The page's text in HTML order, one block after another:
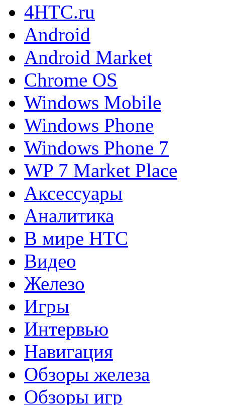
4HTC.ru
Android
Android Market
Chrome OS
Windows Mobile
Windows Phone
Windows Phone 7
WP 7 Market Place
Аксессуары
Аналитика
В мире HTC
Видео
Железо
Игры
Интервью
Навигация
Обзоры железа
Обзоры игр